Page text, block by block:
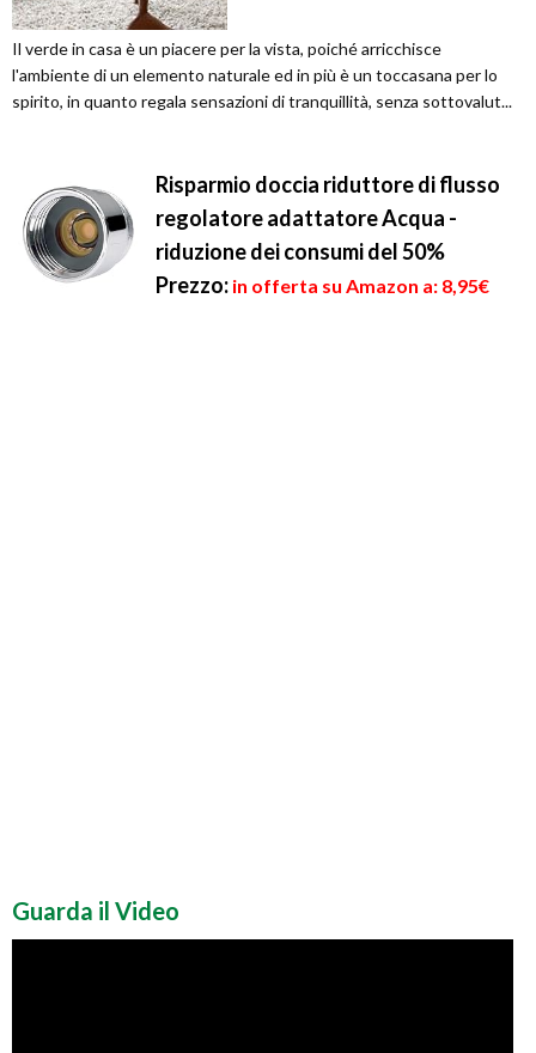
Il verde in casa è un piacere per la vista, poiché arricchisce
l'ambiente di un elemento naturale ed in più è un toccasana per lo
spirito, in quanto regala sensazioni di tranquillità, senza sottovalut...
Risparmio doccia riduttore di flusso
regolatore adattatore Acqua -
riduzione dei consumi del 50%
Prezzo: in offerta su Amazon a: 8,95€
Guarda il Video